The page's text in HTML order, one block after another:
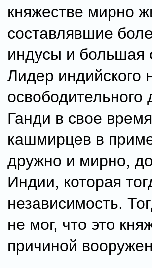
княжестве мирно
составлявшие
индусы и большая
Лидер индийского
Ганди в свое
кашмирцев в
дружно и мирно,
Индии, которая
независимость.
не мог, что это
причиной